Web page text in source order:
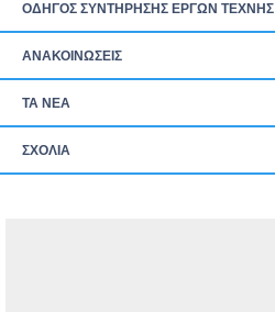
ΟΔΗΓΟΣ ΣΥΝΤΗΡΗΣΗΣ ΕΡΓΩΝ ΤΕΧΝΗΣ
ΑΝΑΚΟΙΝΩΣΕΙΣ
ΤΑ ΝEΑ
ΣΧΟΛΙΑ